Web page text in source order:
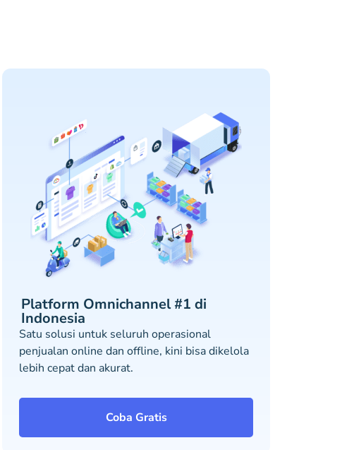
Platform Omnichannel #1 di
Indonesia
Satu solusi untuk seluruh operasional
penjualan online dan offline, kini bisa dikelola
lebih cepat dan akurat.
Coba Gratis